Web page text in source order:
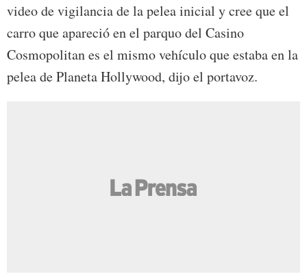
video de vigilancia de la pelea inicial y cree que el
carro que apareció en el parquo del Casino
Cosmopolitan es el mismo vehículo que estaba en la
pelea de Planeta Hollywood, dijo el portavoz.